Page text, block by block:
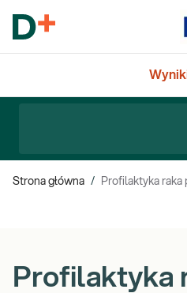
Strona główna / Profilaktyka raka
Profilaktyka